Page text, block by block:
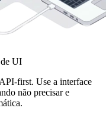
UI
first. Use a interface
não precisar e